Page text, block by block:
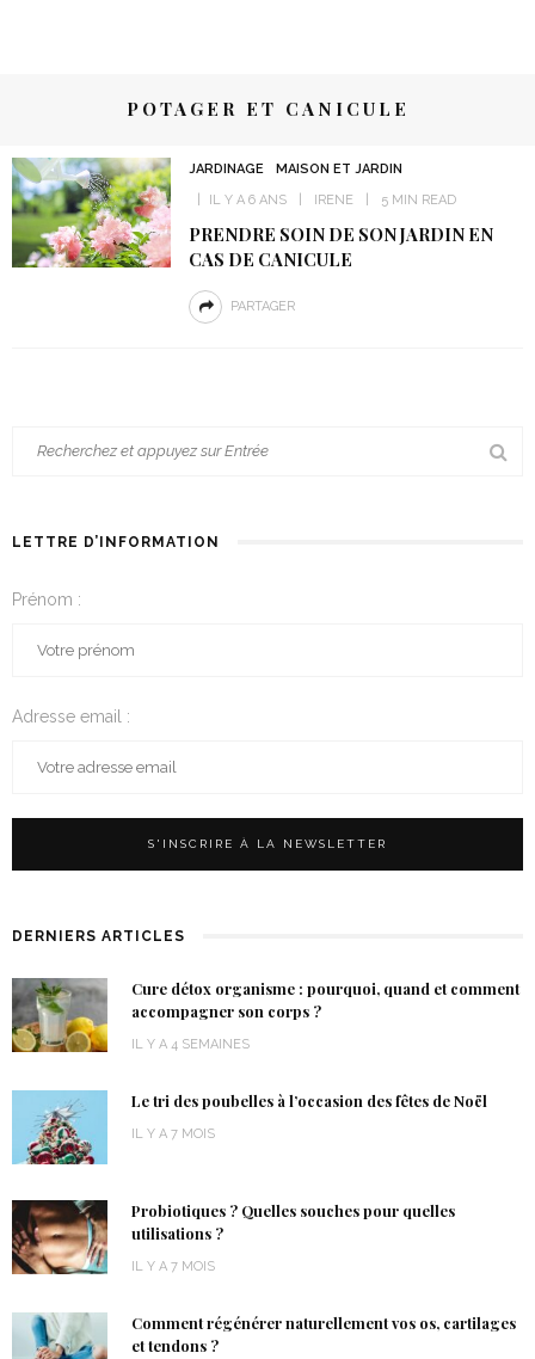
POTAGER ET CANICULE
JARDINAGE
MAISON ET JARDIN
IL Y A 6 ANS
IRENE 5 MIN READ
PRENDRE SOIN DE SON JARDIN EN
CAS DE CANICULE
PARTAGER
LETTRE D’INFORMATION
Prénom :
Adresse email :
DERNIERS ARTICLES
Cure détox organisme : pourquoi, quand et comment
accompagner son corps ?
IL Y A 4 SEMAINES
Le tri des poubelles à l’occasion des fêtes de Noël
IL Y A 7 MOIS
Probiotiques ? Quelles souches pour quelles
utilisations ?
IL Y A 7 MOIS
Comment régénérer naturellement vos os, cartilages
et tendons ?